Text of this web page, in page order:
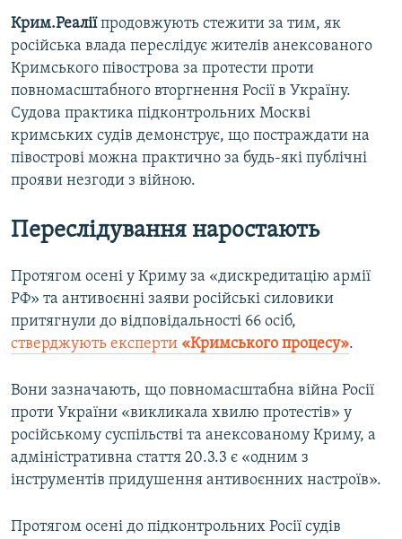
Крим.Реаліїпродовжують стежити за тим, як
російська влада переслідує жителів анексованого
Кримського півострова за протести проти
повномасштабного вторгнення Росії в Україну.
Судова практика підконтрольних Москві
кримських судів демонструє, що постраждати на
півострові можна практично за будь-які публічні
прояви незгоди з війною.
Переслідування наростають
Протягом осені у Криму за «дискредитацію армії
РФ» та антивоєнні заяви російські силовики
притягнули до відповідальності 66 осіб,
стверджують експерти «Кримського процесу».
Вони зазначають, що повномасштабна війна Росії
проти України «викликала хвилю протестів» у
російському суспільстві та анексованому Криму, а
адміністративна стаття 20.3.3 є «одним з
інструментів придушення антивоєнних настроїв».
Протягом осені до підконтрольних Росії судів